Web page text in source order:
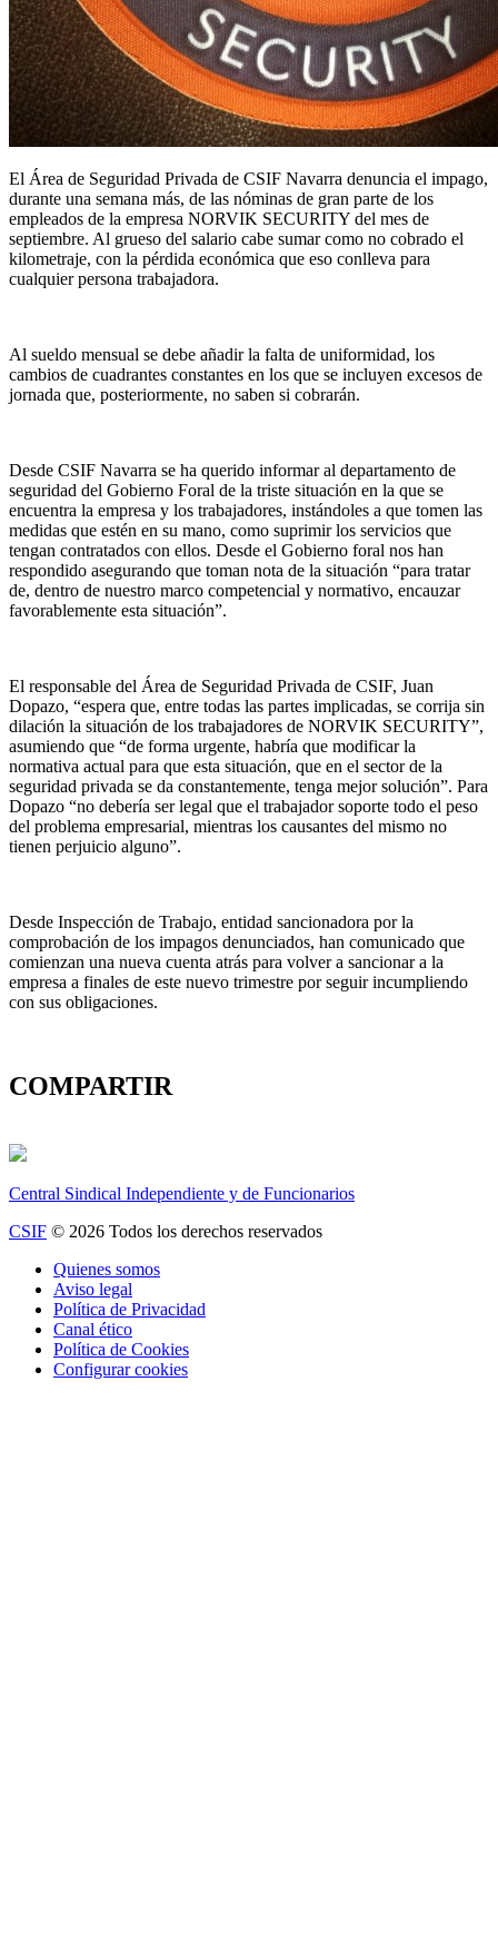
El Área de Seguridad Privada de CSIF Navarra denuncia el impago,
durante una semana más, de las nóminas de gran parte de los
empleados de la empresa NORVIK SECURITY del mes de
septiembre. Al grueso del salario cabe sumar como no cobrado el
kilometraje, con la pérdida económica que eso conlleva para
cualquier persona trabajadora.
Al sueldo mensual se debe añadir la falta de uniformidad, los
cambios de cuadrantes constantes en los que se incluyen excesos de
jornada que, posteriormente, no saben si cobrarán.
Desde CSIF Navarra se ha querido informar al departamento de
seguridad del Gobierno Foral de la triste situación en la que se
encuentra la empresa y los trabajadores, instándoles a que tomen las
medidas que estén en su mano, como suprimir los servicios que
tengan contratados con ellos. Desde el Gobierno foral nos han
respondido asegurando que toman nota de la situación “para tratar
de, dentro de nuestro marco competencial y normativo, encauzar
favorablemente esta situación”.
El responsable del Área de Seguridad Privada de CSIF, Juan
Dopazo, “espera que, entre todas las partes implicadas, se corrija sin
dilación la situación de los trabajadores de NORVIK SECURITY”,
asumiendo que “de forma urgente, habría que modificar la
normativa actual para que esta situación, que en el sector de la
seguridad privada se da constantemente, tenga mejor solución”. Para
Dopazo “no debería ser legal que el trabajador soporte todo el peso
del problema empresarial, mientras los causantes del mismo no
tienen perjuicio alguno”.
Desde Inspección de Trabajo, entidad sancionadora por la
comprobación de los impagos denunciados, han comunicado que
comienzan una nueva cuenta atrás para volver a sancionar a la
empresa a finales de este nuevo trimestre por seguir incumpliendo
con sus obligaciones.
COMPARTIR
Central Sindical Independiente y de Funcionarios
CSIF © 2026 Todos los derechos reservados
Quienes somos
Aviso legal
Política de Privacidad
Canal ético
Política de Cookies
Configurar cookies